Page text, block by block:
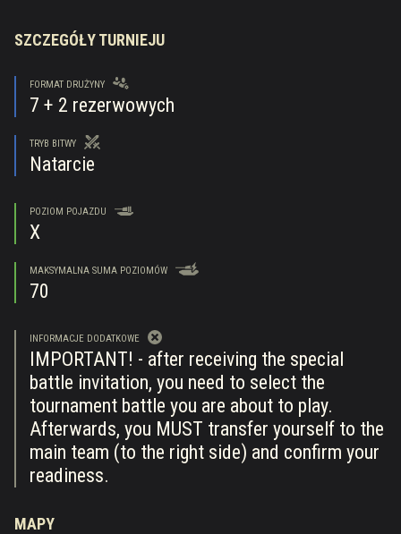
SZCZEGÓŁY TURNIEJU
FORMAT DRUŻYNY
7 + 2 rezerwowych
TRYB BITWY
Natarcie
POZIOM POJAZDU
X
MAKSYMALNA SUMA POZIOMÓW
70
INFORMACJE DODATKOWE
IMPORTANT! - after receiving the special
battle invitation, you need to select the
tournament battle you are about to play.
Afterwards, you MUST transfer yourself to the
main team (to the right side) and confirm your
readiness.
MAPY